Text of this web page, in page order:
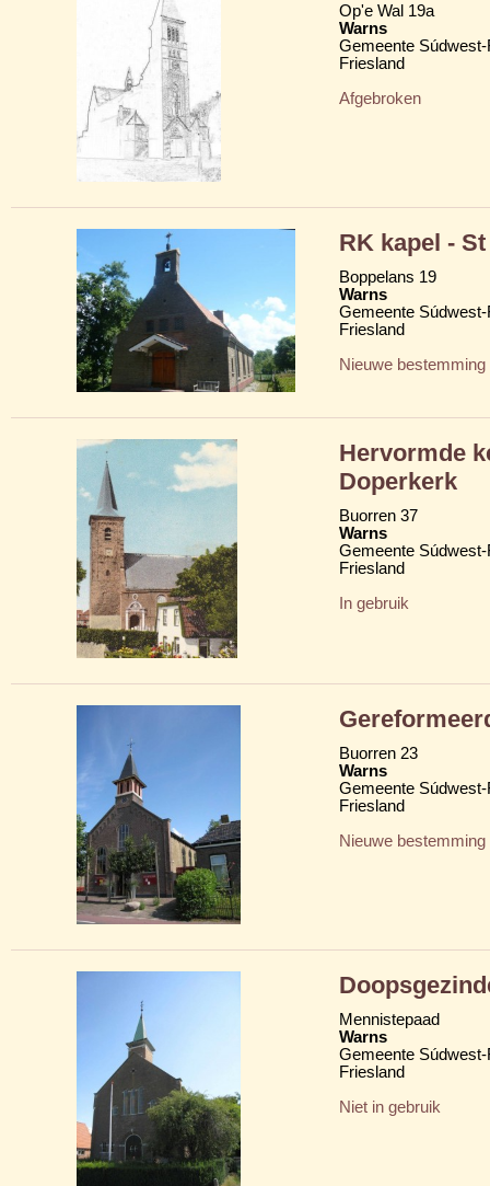
Op'e Wal 19a
Warns
Gemeente
Friesland
Afgebroken
RK kapel -
Boppelans 19
Warns
Gemeente
Friesland
Nieuwe bestemming
Hervormde
Doperkerk
Buorren 37
Warns
Gemeente
Friesland
In gebruik
Buorren 23
Warns
Gemeente
Friesland
Nieuwe bestemming
Mennistepaad
Warns
Gemeente
Friesland
Niet in gebruik